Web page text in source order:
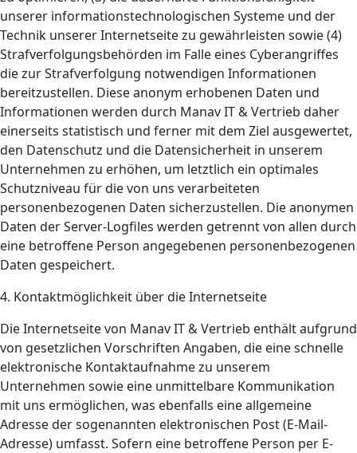
unserer informationstechnologischen Systeme und der
Technik unserer Internetseite zu gewährleisten sowie (4)
Strafverfolgungsbehörden im Falle eines Cyberangriffes
die zur Strafverfolgung notwendigen Informationen
bereitzustellen. Diese anonym erhobenen Daten und
Informationen werden durch Manav IT & Vertrieb daher
einerseits statistisch und ferner mit dem Ziel ausgewertet,
den Datenschutz und die Datensicherheit in unserem
Unternehmen zu erhöhen, um letztlich ein optimales
Schutzniveau für die von uns verarbeiteten
personenbezogenen Daten sicherzustellen. Die anonymen
Daten der Server-Logfiles werden getrennt von allen durch
eine betroffene Person angegebenen personenbezogenen
Daten gespeichert.
4. Kontaktmöglichkeit über die Internetseite
Die Internetseite von Manav IT & Vertrieb enthält aufgrund
von gesetzlichen Vorschriften Angaben, die eine schnelle
elektronische Kontaktaufnahme zu unserem
Unternehmen sowie eine unmittelbare Kommunikation
mit uns ermöglichen, was ebenfalls eine allgemeine
Adresse der sogenannten elektronischen Post (E-Mail-
Adresse) umfasst. Sofern eine betroffene Person per E-